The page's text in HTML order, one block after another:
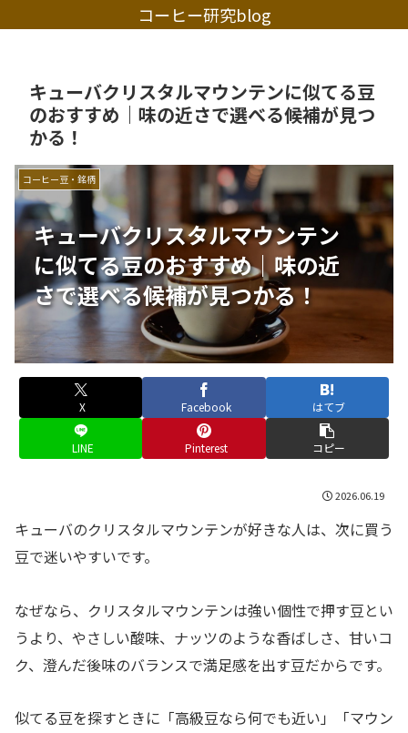
コーヒー研究blog
キューバクリスタルマウンテンに似てる豆
のおすすめ｜味の近さで選べる候補が見つ
かる！
キューバクリスタルマウンテン
に似てる豆のおすすめ｜味の近
さで選べる候補が見つかる！
コーヒー豆・銘柄
X Facebook はてブ
LINE Pinterest コピー
2026.06.19
キューバのクリスタルマウンテンが好きな人は、次に買う
豆で迷いやすいです。
なぜなら、クリスタルマウンテンは強い個性で押す豆とい
うより、やさしい酸味、ナッツのような香ばしさ、甘いコ
ク、澄んだ後味のバランスで満足感を出す豆だからです。
似てる豆を探すときに「高級豆なら何でも近い」「マウン